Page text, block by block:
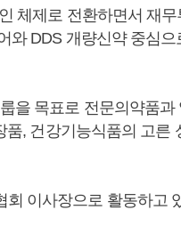
체제로 전환하면서 재
와 DDS 개량신약 중심으
을 목표로 전문의약품과
품, 건강기능식품의 고른
회 이사장으로 활동하고